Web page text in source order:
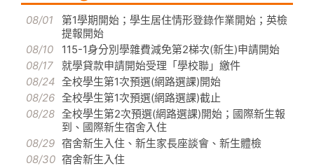
08/01
第1學期開始；學生居住情形登錄作業開始；英檢
提報開始
08/10
115-1身分別學雜費減免第2梯次(新生)申請開始
08/17
就學貸款申請開始受理「學校聯」繳件
08/24 全校學生第1次預選(網路選課)開始
08/26 全校學生第1次預選(網路選課)截止
08/28 全校學生第2次預選(網路選課)開始；國際新生報
到、國際新生宿舍入住
08/29 宿舍新生入住、新生家長座談會、新生體檢
08/30 宿舍新生入住